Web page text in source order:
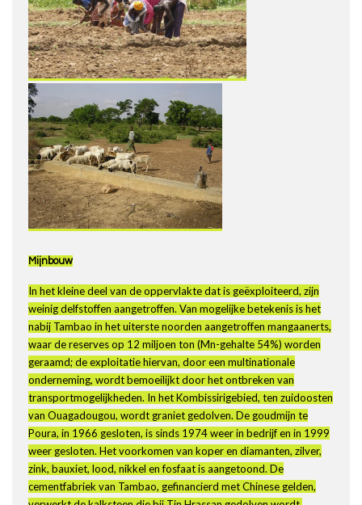
Mijnbouw
In het kleine deel van de oppervlakte dat is geëxploiteerd, zijn
weinig delfstoffen aangetroffen. Van mogelijke betekenis is het
nabij Tambao in het uiterste noorden aangetroffen mangaanerts,
waar de reserves op 12 miljoen ton (Mn-gehalte 54%) worden
geraamd; de exploitatie hiervan, door een multinationale
onderneming, wordt bemoeilijkt door het ontbreken van
transportmogelijkheden. In het Kombissirigebied, ten zuidoosten
van Ouagadougou, wordt graniet gedolven. De goudmijn te
Poura, in 1966 gesloten, is sinds 1974 weer in bedrijf en in 1999
weer gesloten. Het voorkomen van koper en diamanten, zilver,
zink, bauxiet, lood, nikkel en fosfaat is aangetoond. De
cementfabriek van Tambao, gefinancierd met Chinese gelden,